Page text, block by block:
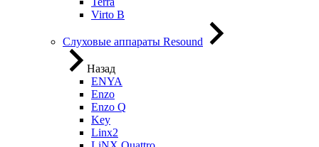
Virto B
Слуховые аппараты Resound
Назад
ENYA
Enzo
Enzo Q
Key
Linx2